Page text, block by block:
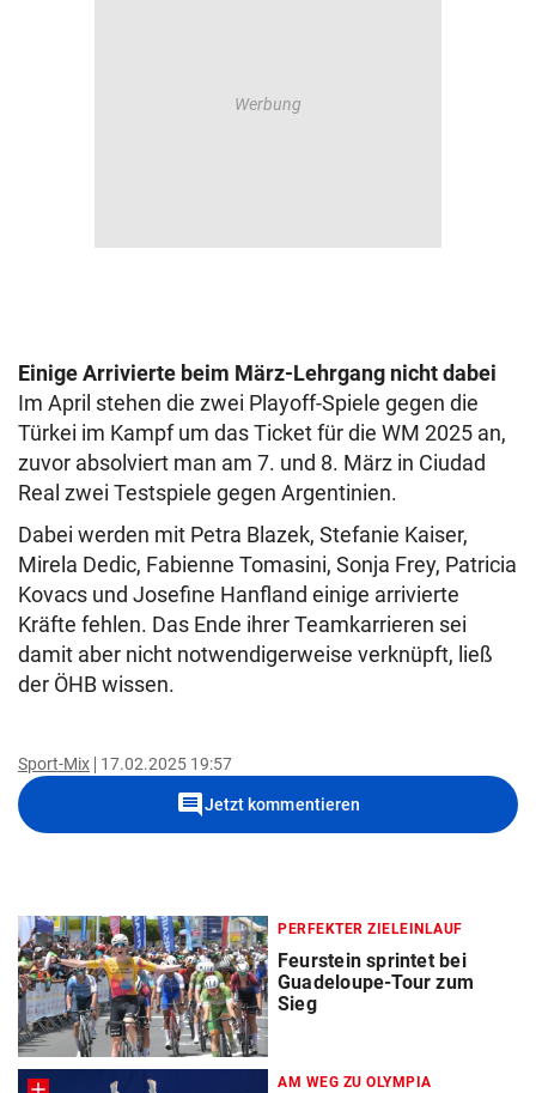
Einige Arrivierte beim März-Lehrgang nicht dabei
Im April stehen die zwei Playoff-Spiele gegen die
Türkei im Kampf um das Ticket für die WM 2025 an,
zuvor absolviert man am 7. und 8. März in Ciudad
Real zwei Testspiele gegen Argentinien.
Dabei werden mit Petra Blazek, Stefanie Kaiser,
Mirela Dedic, Fabienne Tomasini, Sonja Frey, Patricia
Kovacs und Josefine Hanfland einige arrivierte
Kräfte fehlen. Das Ende ihrer Teamkarrieren sei
damit aber nicht notwendigerweise verknüpft, ließ
der ÖHB wissen.
Sport-Mix 17.02.2025 19:57
commentJetzt kommentieren
PERFEKTER ZIELEINLAUF
Feurstein sprintet bei
Guadeloupe-Tour zum
Sieg
AM WEG ZU OLYMPIA